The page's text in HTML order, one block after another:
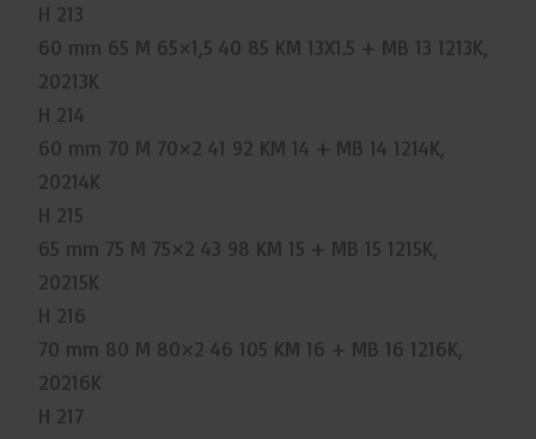
H 213
60 mm 65 M 65×1,5 40 85 KM 13X1.5 + MB 13 1213K,
20213K
H 214
60 mm 70 M 70×2 41 92 KM 14 + MB 14 1214K,
20214K
H 215
65 mm 75 M 75×2 43 98 KM 15 + MB 15 1215K,
20215K
H 216
70 mm 80 M 80×2 46 105 KM 16 + MB 16 1216K,
20216K
H 217